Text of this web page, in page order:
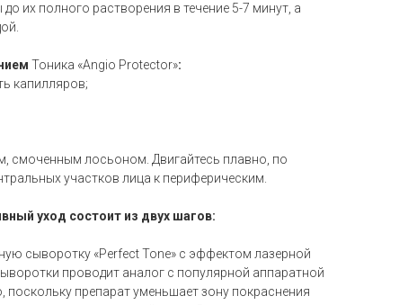
их полного растворения в течение 5-7 минут, а
Тоника «Angio Protector»:
капилляров;
смоченным лосьоном. Двигайтесь плавно, по
участков лица к периферическим.
уход состоит из двух шагов:
сыворотку «Perfect Tone» с эффектом лазерной
проводит аналог с популярной аппаратной
поскольку препарат уменьшает зону покраснения